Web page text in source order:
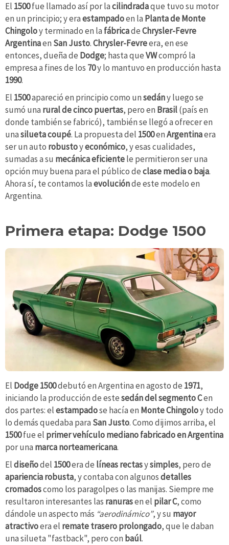
El 1500fue llamado así por lacilindradaque tuvo su motor
en un principio; y eraestampadoen la Planta de Monte
Chingoloy terminado en la fábricadeChrysler-Fevre
Argentinaen San Justo.Chrysler-Fevreera, en ese
entonces, dueña de Dodge; hasta queVWcompró la
empresa a fines de los 70y lo mantuvo en producción hasta
1990.
El 1500apareció en principio como unsedány luego se
sumó una rural de cinco puertas, pero en Brasil(país en
donde también se fabricó), también se llegó a ofrecer en
unasilueta coupé. La propuesta del 1500enArgentinaera
ser un auto robustoyeconómico, y esas cualidades,
sumadas a su mecánica eficientele permitieron ser una
opción muy buena para el público declase media o baja.
Ahora sí, te contamos laevoluciónde este modelo en
Argentina.
Primera etapa: Dodge 1500
El Dodge 1500debutó en Argentina en agosto de 1971,
iniciando la producción de estesedán delsegmento Cen
dos partes: elestampadose hacía en Monte Chingoloy todo
lo demás quedaba para San Justo. Como dijimos arriba, el
1500fue el primer vehículo medianofabricado en Argentina
por una marca norteamericana.
Eldiseñodel 1500era de líneas rectasysimples, pero de
apariencia robusta, y contaba con algunosdetalles
cromadoscomo los paragolpes o las manijas. Siempre me
resultaron interesantes las ranurasen el pilarC, como
dándole un aspecto más “aerodinámico”, y su mayor
atractivoera el remate trasero prolongado, que le daban
una silueta "fastback", pero con baúl.